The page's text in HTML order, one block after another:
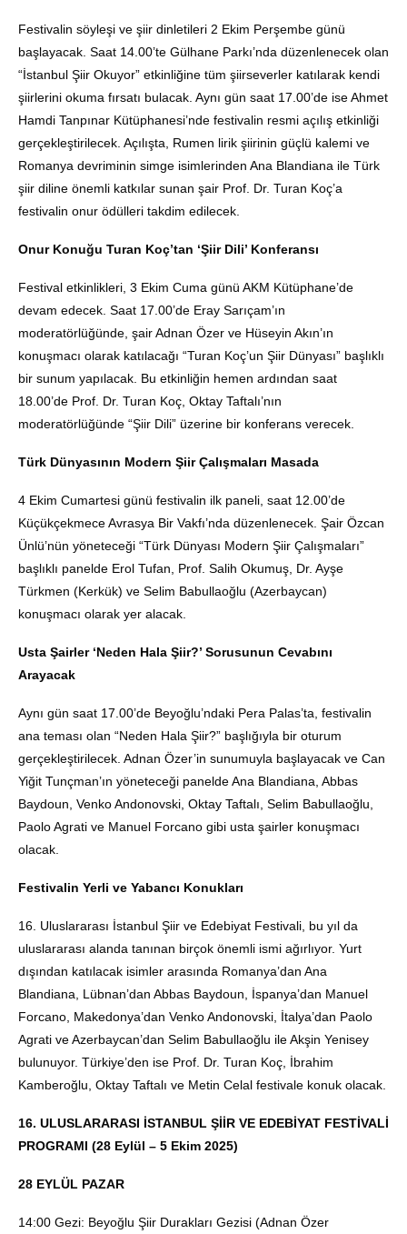
Festivalin söyleşi ve şiir dinletileri 2 Ekim Perşembe günü
başlayacak. Saat 14.00’te Gülhane Parkı’nda düzenlenecek olan
“İstanbul Şiir Okuyor” etkinliğine tüm şiirseverler katılarak kendi
şiirlerini okuma fırsatı bulacak. Aynı gün saat 17.00’de ise Ahmet
Hamdi Tanpınar Kütüphanesi’nde festivalin resmi açılış etkinliği
gerçekleştirilecek. Açılışta, Rumen lirik şiirinin güçlü kalemi ve
Romanya devriminin simge isimlerinden Ana Blandiana ile Türk
şiir diline önemli katkılar sunan şair Prof. Dr. Turan Koç’a
festivalin onur ödülleri takdim edilecek.
Onur Konuğu Turan Koç’tan ‘Şiir Dili’ Konferansı
Festival etkinlikleri, 3 Ekim Cuma günü AKM Kütüphane’de
devam edecek. Saat 17.00’de Eray Sarıçam’ın
moderatörlüğünde, şair Adnan Özer ve Hüseyin Akın’ın
konuşmacı olarak katılacağı “Turan Koç’un Şiir Dünyası” başlıklı
bir sunum yapılacak. Bu etkinliğin hemen ardından saat
18.00’de Prof. Dr. Turan Koç, Oktay Taftalı’nın
moderatörlüğünde “Şiir Dili” üzerine bir konferans verecek.
Türk Dünyasının Modern Şiir Çalışmaları Masada
4 Ekim Cumartesi günü festivalin ilk paneli, saat 12.00’de
Küçükçekmece Avrasya Bir Vakfı’nda düzenlenecek. Şair Özcan
Ünlü’nün yöneteceği “Türk Dünyası Modern Şiir Çalışmaları”
başlıklı panelde Erol Tufan, Prof. Salih Okumuş, Dr. Ayşe
Türkmen (Kerkük) ve Selim Babullaoğlu (Azerbaycan)
konuşmacı olarak yer alacak.
Usta Şairler ‘Neden Hala Şiir?’ Sorusunun Cevabını
Arayacak
Aynı gün saat 17.00’de Beyoğlu’ndaki Pera Palas’ta, festivalin
ana teması olan “Neden Hala Şiir?” başlığıyla bir oturum
gerçekleştirilecek. Adnan Özer’in sunumuyla başlayacak ve Can
Yiğit Tunçman’ın yöneteceği panelde Ana Blandiana, Abbas
Baydoun, Venko Andonovski, Oktay Taftalı, Selim Babullaoğlu,
Paolo Agrati ve Manuel Forcano gibi usta şairler konuşmacı
olacak.
Festivalin Yerli ve Yabancı Konukları
16. Uluslararası İstanbul Şiir ve Edebiyat Festivali, bu yıl da
uluslararası alanda tanınan birçok önemli ismi ağırlıyor. Yurt
dışından katılacak isimler arasında Romanya’dan Ana
Blandiana, Lübnan’dan Abbas Baydoun, İspanya’dan Manuel
Forcano, Makedonya’dan Venko Andonovski, İtalya’dan Paolo
Agrati ve Azerbaycan’dan Selim Babullaoğlu ile Akşin Yenisey
bulunuyor. Türkiye’den ise Prof. Dr. Turan Koç, İbrahim
Kamberoğlu, Oktay Taftalı ve Metin Celal festivale konuk olacak.
16. ULUSLARARASI İSTANBUL ŞİİR VE EDEBİYAT FESTİVALİ
PROGRAMI (28 Eylül – 5 Ekim 2025)
28 EYLÜL PAZAR
14:00 Gezi: Beyoğlu Şiir Durakları Gezisi (Adnan Özer